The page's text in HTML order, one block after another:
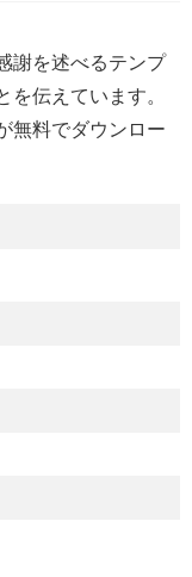
謝を述べるテンプ
伝えています。
無料でダウンロー